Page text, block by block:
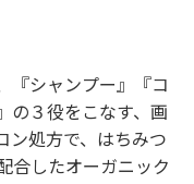
『シャンプー』『コ
の３役をこなす、画
ン処方で、はちみつ
合したオーガニック